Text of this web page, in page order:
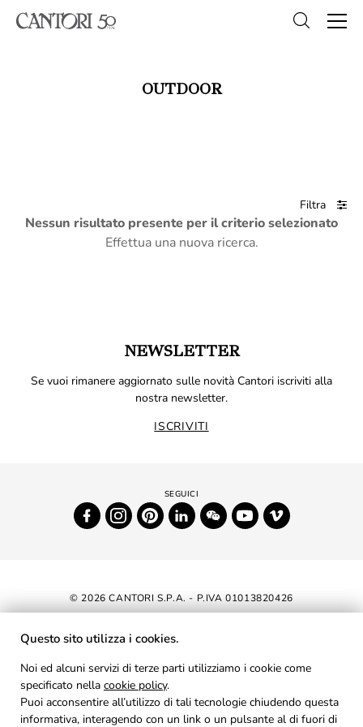
OUTDOOR
Filtra
Nessun risultato presente per il criterio selezionato
Effettua una nuova ricerca.
NEWSLETTER
Se vuoi rimanere aggiornato sulle novità Cantori iscriviti alla
nostra newsletter.
ISCRIVITI
© 2026 CANTORI S.P.A. - P.IVA 01013820426
DICHIARAZIONE DI ACCESSIBILITÀ
AREA RISERVATA
PRIVACY
Questo sito utilizza i cookies.
Noi ed alcuni servizi di terze parti utilizziamo i cookie come
specificato nella cookie policy.
Puoi acconsentire all’utilizzo di tali tecnologie chiudendo questa
informativa, interagendo con un link o un pulsante al di fuori di